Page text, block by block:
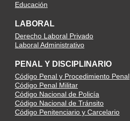
Educación
LABORAL
Derecho Laboral Privado
Laboral Administrativo
PENAL Y DISCIPLINARIO
Código Penal y Procedimiento Penal
Código Penal Militar
Código Nacional de Policía
Código Nacional de Tránsito
Código Penitenciario y Carcelario